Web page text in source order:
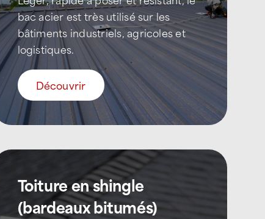
bac acier est très utilisé sur les
bâtiments industriels, agricoles et
logistiques.
Découvrir
Toiture en shingle
(bardeaux bitumés)